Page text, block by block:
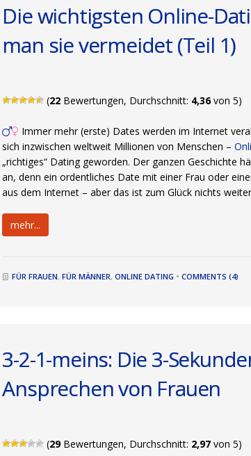
Die wichtigsten Online-
man sie vermeidet (Teil 1)
(22 Bewertungen, Durchschnitt: 4,36von 5)
Immer mehr (erste) Dates werden im Internet
sich inzwischen weltweit Millionen von Menschen –
„richtiges“ Dating geworden. Der ganzen Geschichte
an, denn ein ordentliches Date mit einer Frau oder
aus dem Internet – aber das ist zum Glück nichts
mehr...
FÜR FRAUEN,FÜR MÄNNER,ONLINE DATING •COMMENTS (4)
3-2-1-meins: Die 3-
Ansprechen von Frauen
(29Bewertungen, Durchschnitt: 2,97 von 5)